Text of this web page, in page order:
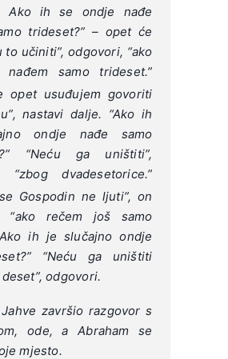
Ako ih se ondje nađe
trideset?” – opet će
to učiniti”, odgovori, “ako
samo trideset.”
opet usuđujem govoriti
nastavi dalje. “Ako ih
ondje nađe samo
“Neću ga uništiti”,
“zbog dvadesetorice.”
Gospodin ne ljuti”, on
“ako rečem još samo
ih je slučajno ondje
“Neću ga uništiti
odgovori.
završio razgovor s
ode, a Abraham se
mjesto.